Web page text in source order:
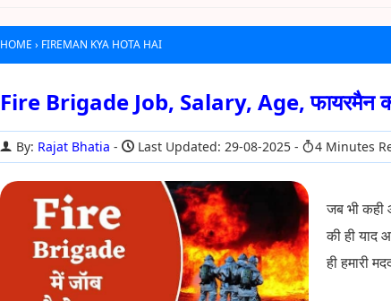
HOME › FIREMAN KYA HOTA HAI
Fire Brigade Job, Salary, Age, फायरमैन का
By: Rajat Bhatia Last Updated: 29-08-2025 4 Minutes
जब भी कही
की ही याद
ही हमारी